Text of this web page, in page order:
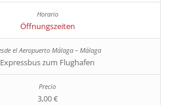
Öffnungszeiten
Expressbus zum Flughafen
3,00 €